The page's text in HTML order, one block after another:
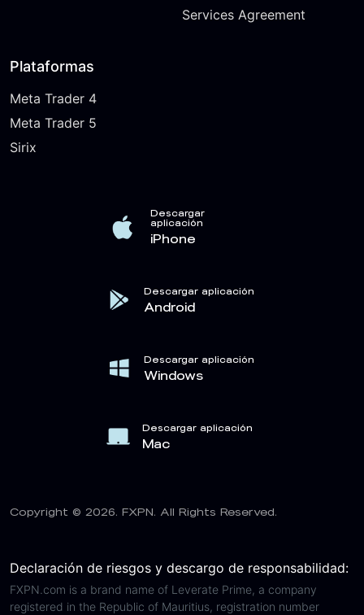
Services Agreement
Plataformas
Meta Trader 4
Meta Trader 5
Sirix
Descargar
aplicación
iPhone
Descargar aplicación
Android
Descargar aplicación
Windows
Descargar aplicación
Mac
Copyright © 2026. FXPN. All Rights Reserved.
Declaración de riesgos y descargo de responsabilidad:
FXPN.com is a brand name of Leverate Prime, a company
registered in the Republic of Mauritius, registration number